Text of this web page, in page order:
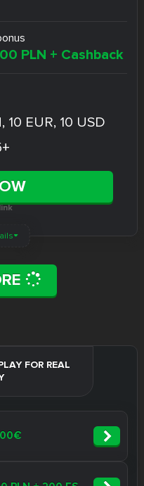
PLN + Cashback
10 EUR, 10 USD
FOR REAL